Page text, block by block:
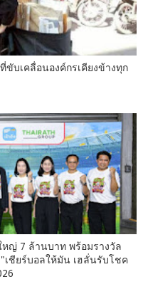
บเคลื่อนองค์กรเคียงข้างทุก
ญ่ 7 ล้านบาท พร้อมรางวัล
เชียร์บอลให้มัน เฮลั่นรับโชค